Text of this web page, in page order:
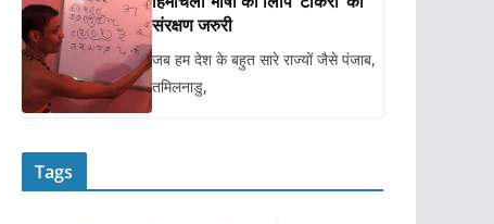
संरक्षण जरुरी
जब हम देश के बहुत सारे राज्यों जैसे पंजाब,
तमिलनाडु,
Tags